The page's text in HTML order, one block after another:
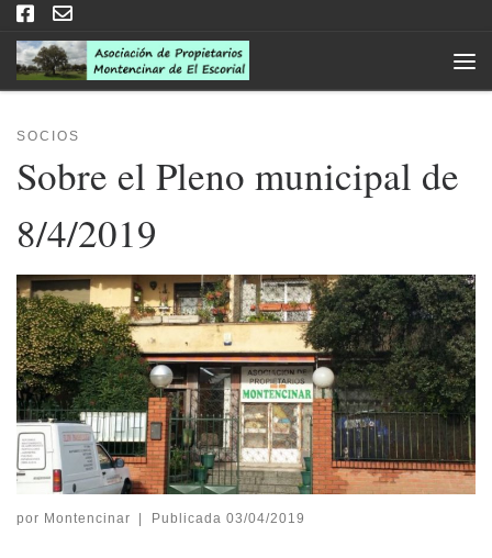
SOCIOS
Sobre el Pleno municipal de
8/4/2019
por Montencinar Publicada 03/04/2019